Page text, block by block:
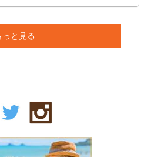
っと見る